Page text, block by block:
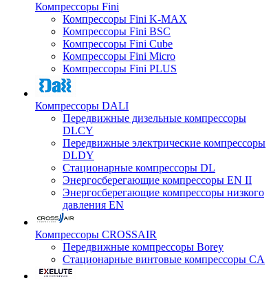
Компрессоры Fini
Компрессоры Fini K-MAX
Компрессоры Fini BSC
Компрессоры Fini Cube
Компрессоры Fini Micro
Компрессоры Fini PLUS
Компрессоры DALI
Передвижные дизельные компрессоры
DLCY
Передвижные электрические компрессоры
DLDY
Стационарные компрессоры DL
Энергосберегающие компрессоры EN II
Энергосберегающие компрессоры низкого
давления EN
Компрессоры CROSSAIR
Передвижные компрессоры Borey
Стационарные винтовые компрессоры CA